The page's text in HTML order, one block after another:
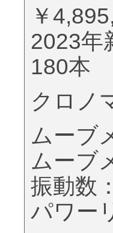
￥
2023
180本
クロノ
ムーブ
ムーブ
振動数
パワー